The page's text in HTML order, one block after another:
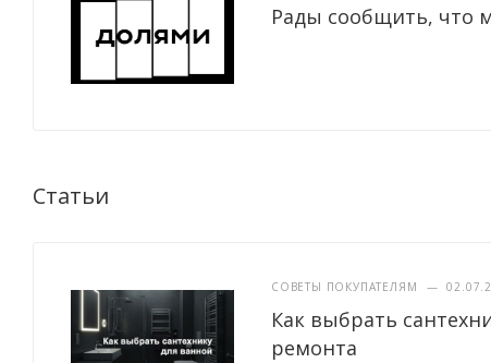
Рады сообщить, что
Статьи
СОВЕТЫ ПОКУПАТЕЛЯМ —
Как выбрать
ремонта